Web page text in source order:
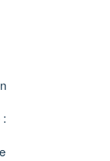
: